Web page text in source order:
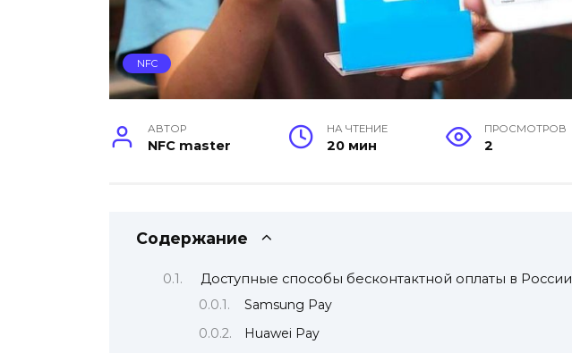
NFC
АВТОР
NFC master
НА ЧТЕНИЕ
20 мин
ПРОСМОТРОВ
2
Содержание
Доступные способы бесконтактной оплаты в России
Samsung Pay
Huawei Pay